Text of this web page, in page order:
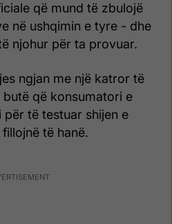
që mund të zbulojë
në ushqimin e tyre - dhe
njohur për ta provuar.
ngjan me një katror të
që konsumatori e
të testuar shijen e
të hanë.